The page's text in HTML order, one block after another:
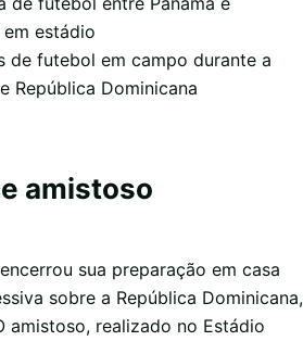
estádio
de futebol em campo durante a
República Dominicana
amistoso
sua preparação em casa
sobre a República Dominicana,
amistoso, realizado no Estádio